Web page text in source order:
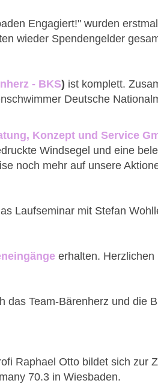
Engagiert!" wurden
wieder Spendengelder
- BKS) ist komplett.
Deutsche
Konzept und Service
Windsegel und eine
noch mehr auf unsere
Laufseminar mit Stefan
erhalten. Herzlichen
das Team-Bärenherz und die
Raphael Otto bildet sich zur
70.3 in Wiesbaden.